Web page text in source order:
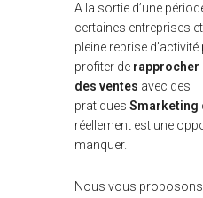
A la sortie d’une
certaines entreprises
pleine reprise
profiter de rapprocher
des ventes avec des
pratiques Smarketing
réellement est une
manquer.
Nous vous